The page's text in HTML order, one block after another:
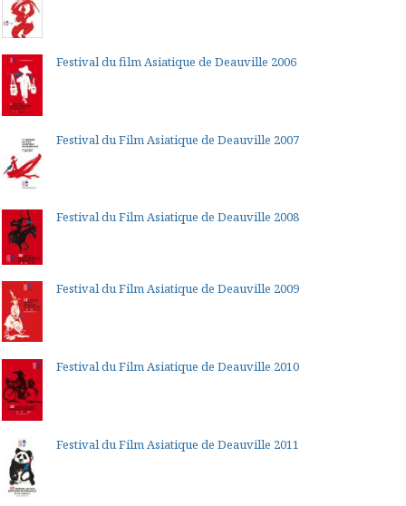
Festival du film Asiatique de Deauville 2006
Festival du Film Asiatique de Deauville 2007
Festival du Film Asiatique de Deauville 2008
Festival du Film Asiatique de Deauville 2009
Festival du Film Asiatique de Deauville 2010
Festival du Film Asiatique de Deauville 2011